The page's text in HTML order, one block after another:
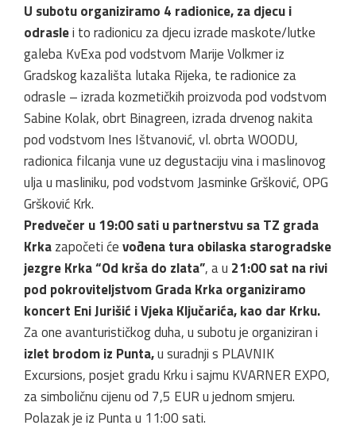
U subotu organiziramo 4 radionice, za djecu i
odraslei to radionicu za djecu izrade maskote/lutke
galeba KvExa pod vodstvom Marije Volkmer iz
Gradskog kazališta lutaka Rijeka, te radionice za
odrasle – izrada kozmetičkih proizvoda pod vodstvom
Sabine Kolak, obrt Binagreen, izrada drvenog nakita
pod vodstvom Ines Ištvanović, vl. obrta WOODU,
radionica filcanja vune uz degustaciju vina i maslinovog
ulja u masliniku, pod vodstvom Jasminke Gršković, OPG
Gršković Krk.
Predvečer u 19:00 sati u partnerstvu sa TZ grada
Krkazapočeti ćevođena tura obilaska starogradske
jezgre Krka “Od krša do zlata”, a u 21:00 sat na rivi
pod pokroviteljstvom Grada Krka organiziramo
koncert Eni Jurišić i Vjeka Ključarića, kao dar Krku.
Za one avanturističkog duha, u subotu je organiziran i
izlet brodom iz Punta,u suradnji s PLAVNIK
Excursions, posjet gradu Krku i sajmu KVARNER EXPO,
za simboličnu cijenu od 7,5 EUR u jednom smjeru.
Polazak je iz Punta u 11:00 sati.